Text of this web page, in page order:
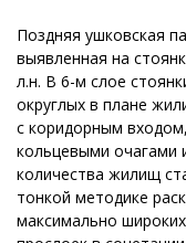
Поздняя ушковская
выявленная на
л.н. В 6-м слое
округлых в плане
с коридорным
кольцевыми очагами
количества жилищ
тонкой методике
максимально